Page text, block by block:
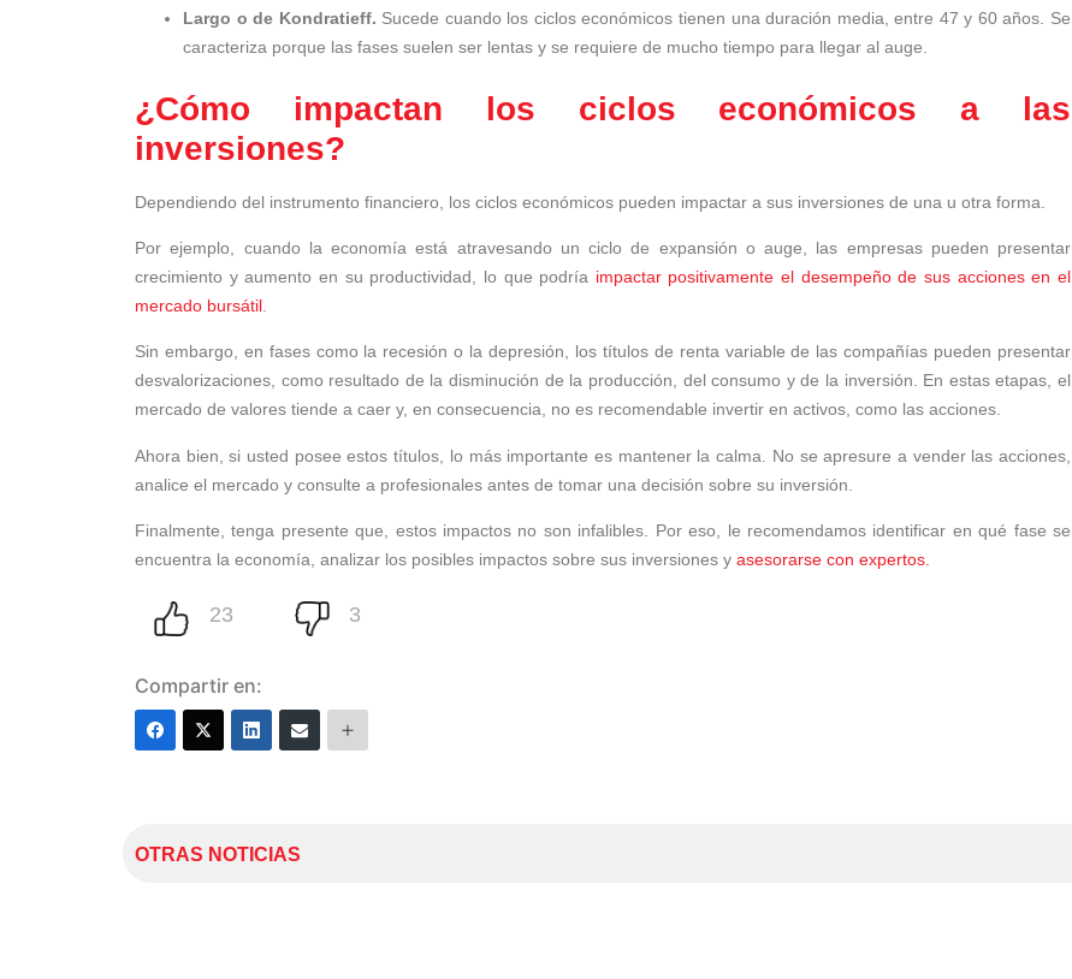
Largo o de Kondratieff. Sucede cuando los ciclos económicos tienen una duración media, entre 47 y 60 años. Se
caracteriza porque las fases suelen ser lentas y se requiere de mucho tiempo para llegar al auge.
¿Cómo impactan los ciclos económicos a las
inversiones?
Dependiendo del instrumento financiero, los ciclos económicos pueden impactar a sus inversiones de una u otra forma.
Por ejemplo, cuando la economía está atravesando un ciclo de expansión o auge, las empresas pueden presentar
crecimiento y aumento en su productividad, lo que podría impactar positivamente el desempeño de sus acciones en el
mercado bursátil
Sin embargo, en fases como la recesión o la depresión, los títulos de renta variable de las compañías pueden presentar
desvalorizaciones, como resultado de la disminución de la producción, del consumo y de la inversión. En estas etapas, el
mercado de valores tiende a caer y, en consecuencia, no es recomendable invertir en activos, como las acciones.
Ahora bien, si usted posee estos títulos, lo más importante es mantener la calma. No se apresure a vender las acciones,
analice el mercado y consulte a profesionales antes de tomar una decisión sobre su inversión.
Finalmente, tenga presente que, estos impactos no son infalibles. Por eso, le recomendamos identificar en qué fase se
encuentra la economía, analizar los posibles impactos sobre sus inversiones y asesorarse con expertos.
Compartir en:
OTRAS NOTICIAS